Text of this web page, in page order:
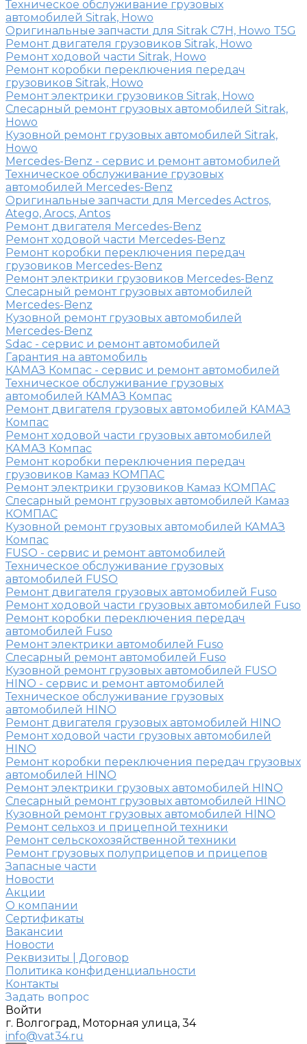
Техническое обслуживание грузовых
автомобилей Sitrak, Howo
Оригинальные запчасти для Sitrak C7H, Howo T5G
Ремонт двигателя грузовиков Sitrak, Howo
Ремонт ходовой части Sitrak, Howo
Ремонт коробки переключения передач
грузовиков Sitrak, Howo
Ремонт электрики грузовиков Sitrak, Howo
Слесарный ремонт грузовых автомобилей Sitrak,
Howo
Кузовной ремонт грузовых автомобилей Sitrak,
Howo
Mercedes-Benz - сервис и ремонт автомобилей
Техническое обслуживание грузовых
автомобилей Mercedes-Benz
Оригинальные запчасти для Mercedes Actros,
Atego, Arocs, Antos
Ремонт двигателя Mercedes-Benz
Ремонт ходовой части Mercedes-Benz
Ремонт коробки переключения передач
грузовиков Mercedes-Benz
Ремонт электрики грузовиков Mercedes-Benz
Слесарный ремонт грузовых автомобилей
Mercedes-Benz
Кузовной ремонт грузовых автомобилей
Mercedes-Benz
Sdac - сервис и ремонт автомобилей
Гарантия на автомобиль
КАМАЗ Компас - сервис и ремонт автомобилей
Техническое обслуживание грузовых
автомобилей КАМАЗ Компас
Ремонт двигателя грузовых автомобилей КАМАЗ
Компас
Ремонт ходовой части грузовых автомобилей
КАМАЗ Компас
Ремонт коробки переключения передач
грузовиков Камаз КОМПАС
Ремонт электрики грузовиков Камаз КОМПАС
Слесарный ремонт грузовых автомобилей Камаз
КОМПАС
Кузовной ремонт грузовых автомобилей КАМАЗ
Компас
FUSO - сервис и ремонт автомобилей
Техническое обслуживание грузовых
автомобилей FUSO
Ремонт двигателя грузовых автомобилей Fuso
Ремонт ходовой части грузовых автомобилей Fuso
Ремонт коробки переключения передач
автомобилей Fuso
Ремонт электрики автомобилей Fuso
Слесарный ремонт автомобилей Fuso
Кузовной ремонт грузовых автомобилей FUSO
HINO - сервис и ремонт автомобилей
Техническое обслуживание грузовых
автомобилей HINO
Ремонт двигателя грузовых автомобилей HINO
Ремонт ходовой части грузовых автомобилей
HINO
Ремонт коробки переключения передач грузовых
автомобилей HINO
Ремонт электрики грузовых автомобилей HINO
Слесарный ремонт грузовых автомобилей HINO
Кузовной ремонт грузовых автомобилей HINO
Ремонт сельхоз и прицепной техники
Ремонт сельскохозяйственной техники
Ремонт грузовых полуприцепов и прицепов
Запасные части
Новости
Акции
О компании
Сертификаты
Вакансии
Новости
Реквизиты | Договор
Политика конфиденциальности
Контакты
Задать вопрос
Войти
г. Волгоград, Моторная улица, 34
info@vat34.ru